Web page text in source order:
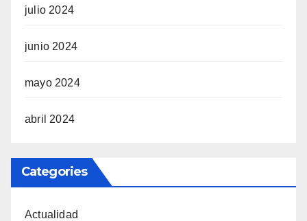
julio 2024
junio 2024
mayo 2024
abril 2024
Categories
Actualidad